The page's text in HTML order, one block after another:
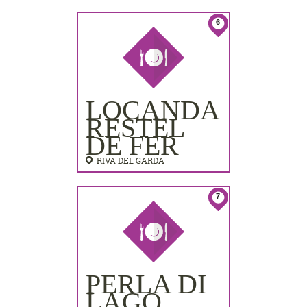
LIDO
PALACE) 6
LOCANDA
RESTEL
DE FER
RIVA DEL GARDA
7
PERLA DI